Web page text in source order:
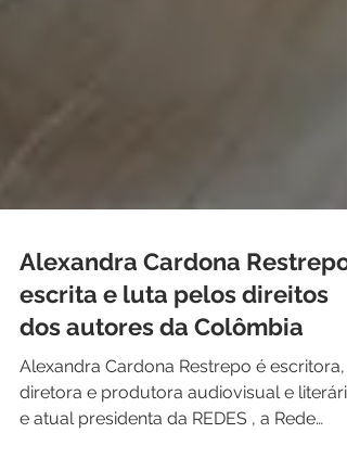
Alexandra Cardona Restrepo:
escrita e luta pelos direitos
dos autores da Colômbia
Alexandra Cardona Restrepo é escritora,